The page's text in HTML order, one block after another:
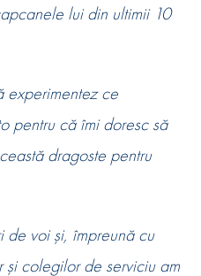
lui din ultimii 10
experimentez ce
pentru că îmi doresc să
dragoste pentru
de voi și, împreună cu
și colegilor de serviciu am